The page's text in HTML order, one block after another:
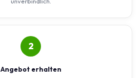
2
Angebot erhalten